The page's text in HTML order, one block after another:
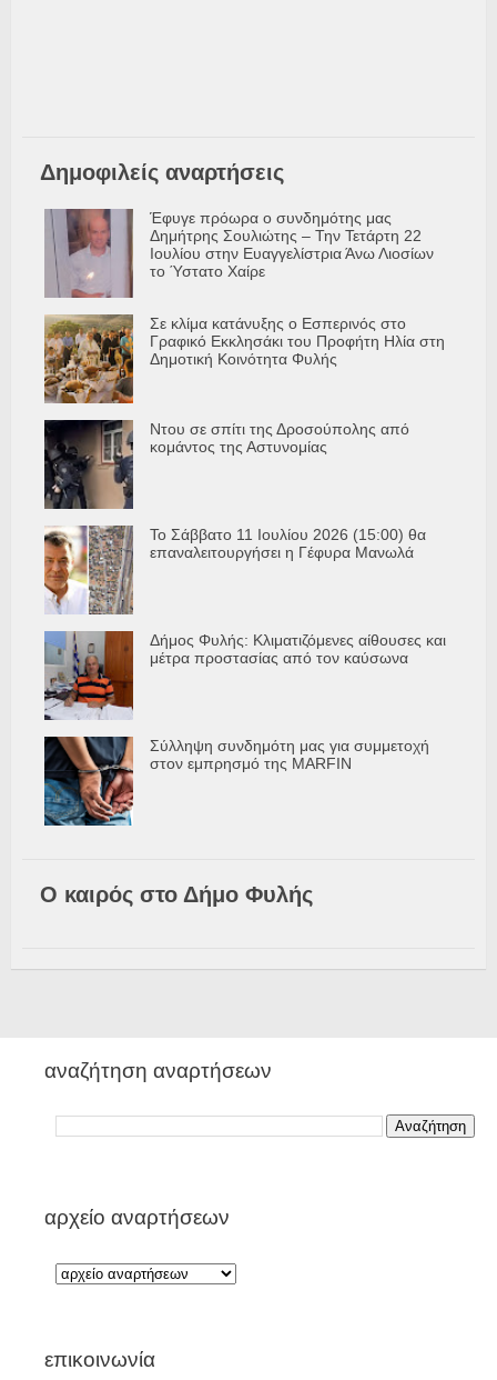
Δημοφιλείς αναρτήσεις
Έφυγε πρόωρα ο συνδημότης μας
Δημήτρης Σουλιώτης – Την Τετάρτη 22
Ιουλίου στην Ευαγγελίστρια Άνω Λιοσίων
το Ύστατο Χαίρε
Σε κλίμα κατάνυξης ο Εσπερινός στο
Γραφικό Εκκλησάκι του Προφήτη Ηλία στη
Δημοτική Κοινότητα Φυλής
Ντου σε σπίτι της Δροσούπολης από
κομάντος της Αστυνομίας
Το Σάββατο 11 Ιουλίου 2026 (15:00) θα
επαναλειτουργήσει η Γέφυρα Μανωλά
Δήμος Φυλής: Κλιματιζόμενες αίθουσες και
μέτρα προστασίας από τον καύσωνα
Σύλληψη συνδημότη μας για συμμετοχή
στον εμπρησμό της MARFIN
Ο καιρός στο Δήμο Φυλής
αναζήτηση αναρτήσεων
αρχείο αναρτήσεων
επικοινωνία